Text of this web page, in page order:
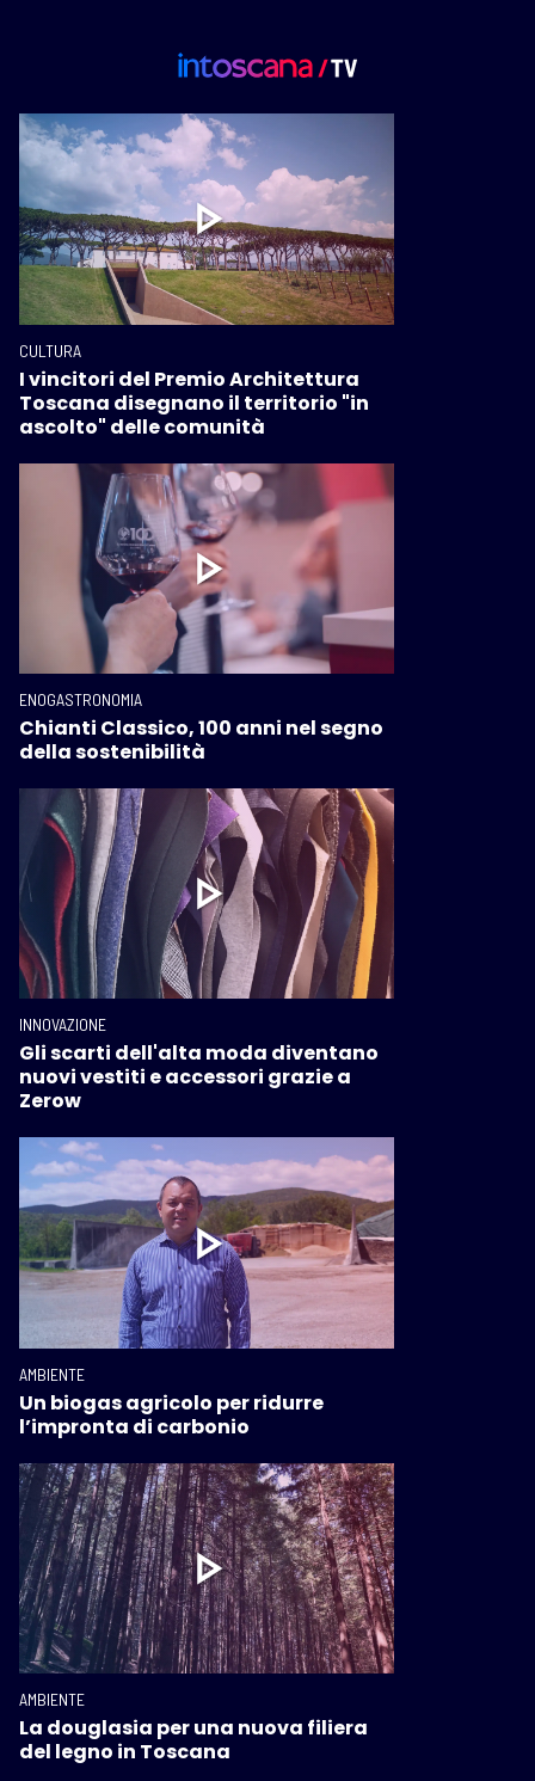
CULTURA
I vincitori del Premio Architettura
Toscana disegnano il territorio "in
ascolto" delle comunità
ENOGASTRONOMIA
Chianti Classico, 100 anni nel segno
della sostenibilità
INNOVAZIONE
Gli scarti dell'alta moda diventano
nuovi vestiti e accessori grazie a
Zerow
AMBIENTE
Un biogas agricolo per ridurre
l’impronta di carbonio
AMBIENTE
La douglasia per una nuova filiera
del legno in Toscana